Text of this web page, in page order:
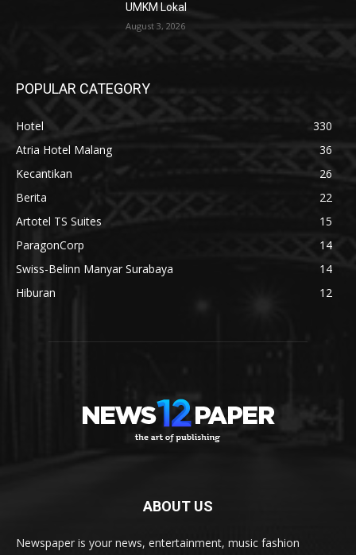
UMKM Lokal
August 3, 2026
POPULAR CATEGORY
Hotel
330
Atria Hotel Malang
36
Kecantikan
26
Berita
22
Artotel TS Suites
15
ParagonCorp
14
Swiss-Belinn Manyar Surabaya
14
Hiburan
12
ABOUT US
Newspaper is your news, entertainment, music fashion